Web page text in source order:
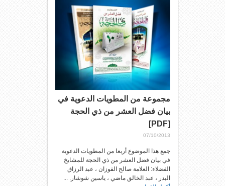
مجموعة من المطويات الدعوية في
بيان فضل العشر من ذي الحجة
[PDF]
07/10/2013
جمع هذا الموضوع أربعا من المطويات الدعوية
في بيان فضل العشر من ذي الحجة للمشايخ
الفضلاء: العلامة صالح الفوزان ، عبد الرزاق
البدر ، عبد الخالق ماضي ، ياسين شوشار. ...